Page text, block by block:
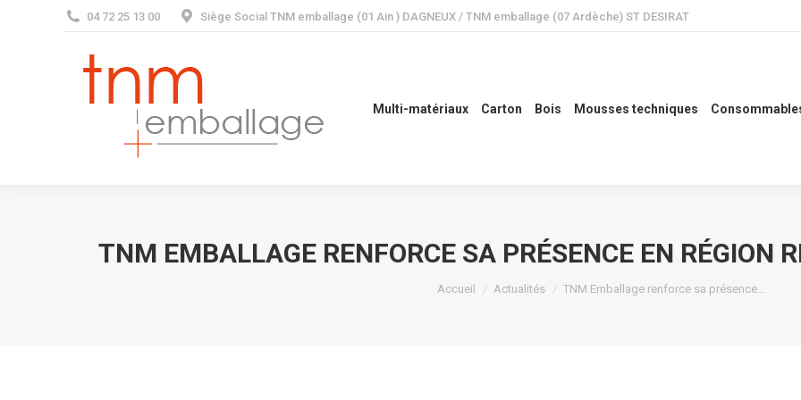
04 72 25 13 00 Siège Social TNM emballage (01 Ain ) DAGNEUX / TNM emballage (07 Ardèche) ST DESIRAT
Multi-matériaux Carton Bois Mousses techniques
TNM EMBALLAGE RENFORCE SA PRÉSENCE EN RÉGION
Vous êtes ici :
Accueil Actualités TNM Emballage renforce sa présence…